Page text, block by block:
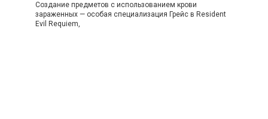
Создание предметов с использованием крови
зараженных — особая специализация Грейс в Resident
Evil Requiem,